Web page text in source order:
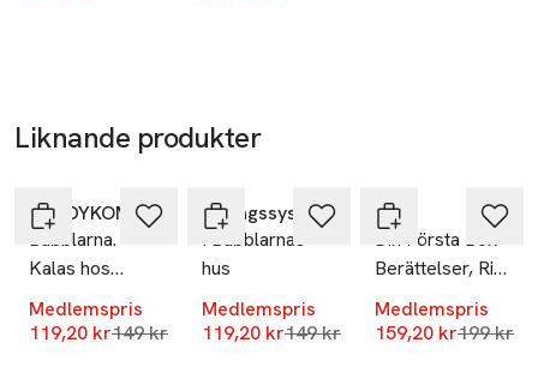
Liknande produkter
TEDDYKOMPANIET
Babblarna.
Kalas hos
Babblarna
Medlemspris
119,20 krLägsta pris 30 dagar
149 kr
Förlagssystem
I Babblarnas
hus
Medlemspris
119,20 krLägsta pris 30 dagar
149 kr
Ren
Din Första Bok -
Berättelser, Rim
Och Sånger
Medlemspris
159,20 krLägsta
199 kr